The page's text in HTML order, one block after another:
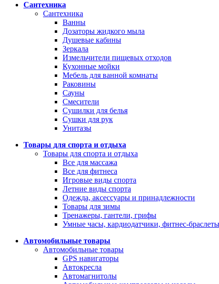
Сантехника
Сантехника
Ванны
Дозаторы жидкого мыла
Душевые кабины
Зеркала
Измельчители пищевых отходов
Кухонные мойки
Мебель для ванной комнаты
Раковины
Сауны
Смесители
Сушилки для белья
Сушки для рук
Унитазы
Товары для спорта и отдыха
Товары для спорта и отдыха
Все для массажа
Все для фитнеса
Игровые виды спорта
Летние виды спорта
Одежда, аксессуары и принадлежности
Товары для зимы
Тренажеры, гантели, грифы
Умные часы, кардиодатчики, фитнес-браслеты
Автомобильные товары
Автомобильные товары
GPS навигаторы
Автокресла
Автомагнитолы